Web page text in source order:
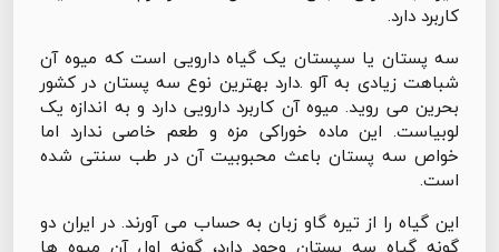
کاربرد دارد.
سه پستان یا سپستان یک گیاه دارویی است که میوه آن
شباهت زیادی به آلو .دارد بهترین نوع سه پستان در کشور
بحرین می روید. میوه آن کاربرد دارویی دارد و به اندازه یک
لوبیاست. این ماده خوراکی مزه و طعم خاصی ندارد اما
خواص سه پستان باعث محبوبیت آن در طب سنتی شده
است.
این گیاه را از تیره گاو زبان به حساب می آورند. در ایران دو